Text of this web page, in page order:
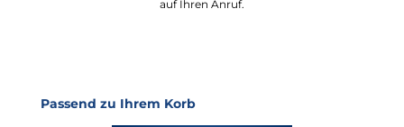
auf Ihren Anruf.
Produktgalerie überspringen
Passend zu Ihrem Korb